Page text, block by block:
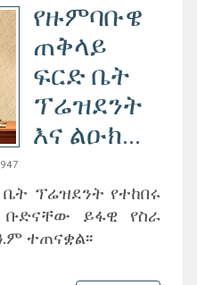
የዙምባቡዌ
ጠቅላይ
ፍርድ ቤት
ፕሬዝደንት
እና ልዑክ...
947
ፕሬዝደንት የተከበሩ
ይፋዊ የስራ
ተጠናቋል፡፡